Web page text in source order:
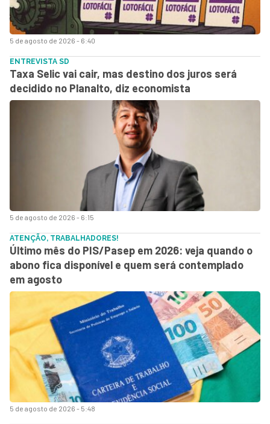
5 de agosto de 2026 - 6:40
5 de agosto de 2026 - 6:15
ENTREVISTA SD
Taxa Selic vai cair, mas destino dos juros será
decidido no Planalto, diz economista
5 de agosto de 2026 - 5:48
ATENÇÃO, TRABALHADORES!
Último mês do PIS/Pasep em 2026: veja quando o
abono fica disponível e quem será contemplado
em agosto